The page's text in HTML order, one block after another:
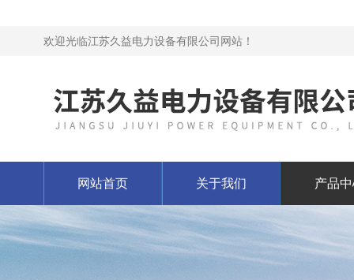
欢迎光临江苏久益电力设备有限公司网站！
网站首页 关于我们 产品